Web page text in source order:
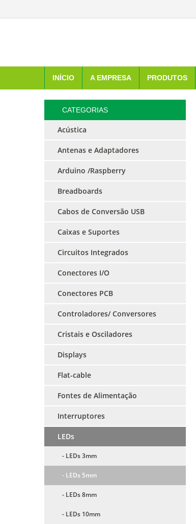
INÍCIO A EMPRESA PRODUTOS
CATEGORIAS
Acústica
Antenas e Adaptadores
Arduino /Raspberry
Breadboards
Cabos de Conversão USB
Caixas e Suportes
Circuitos Integrados
Conectores I/O
Conectores PCB
Controladores/ Conversores
Cristais e Osciladores
Displays
Flat-cable
Fontes de Alimentação
Interruptores
LEDs
- LEDs 3mm
- LEDs 5mm
- LEDs 8mm
- LEDs 10mm